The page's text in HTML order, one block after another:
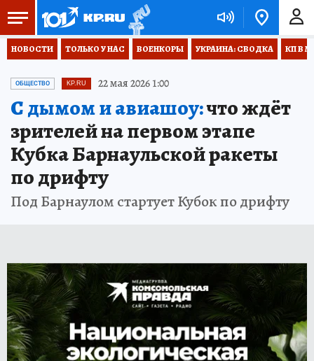
НОВОСТИ ТОЛЬКО У НАС ВОЕНКОРЫ УКРАИНА: СВОДКА КП В
ОБЩЕСТВО KP.RU 22 мая 2026 1:00
С дымом и авиашоу:что ждёт
зрителей на первом этапе
Кубка Барнаульской ракеты
по дрифту
Под Барнаулом стартует Кубок по дрифту